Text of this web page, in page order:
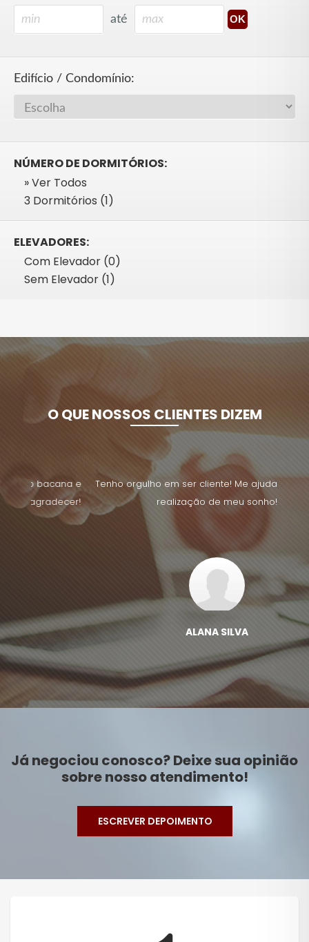
até
Edifício / Condomínio:
NÚMERO DE DORMITÓRIOS:
» Ver Todos
3 Dormitórios (1)
ELEVADORES:
Com Elevador (0)
Sem Elevador (1)
O QUE NOSSOS CLIENTES DIZEM
Tenho orgulho em ser cliente! Me ajudaram muito na
realização de meu sonho!
ALANA SILVA
Já negociou conosco? Deixe sua opinião
sobre nosso atendimento!
ESCREVER DEPOIMENTO